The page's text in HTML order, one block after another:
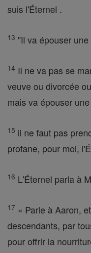
suis l'Éternel .
13 "Il va épouser
14 Il ne va pas se
veuve ou divorcée
mais va épouser
15 il ne faut pas
profane, pour moi,
16 L'Éternel parla à
17 « Parle à Aaron,
descendants, par
pour offrir la